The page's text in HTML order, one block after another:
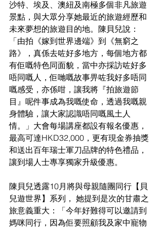
沙特、埃及、澳紐及南極多個非凡旅遊
景點，與大眾分享她最近的旅遊經歷和
未來夢想的旅遊目的地。陳貝兒說：
「由拍《嫁到世界邊端》到《無窮之
路》，真係去咗好多地方，每個地方都
有佢嘅特色同面貌，當中亦採訪咗好多
唔同嘅人，佢哋嘅故事畀咗我好多唔同
嘅感受，亦係咁，讓我將『拍旅遊節
目』呢件事成為我嘅使命，透過我嘅親
身體驗，讓大家認識唔同嘅風土人
情。」大會每場講座都設有報名優惠，
最高可達HKD32,000，更有現金券抽獎
和送出百年瑞士軍刀品牌的特色禮品，
讓到場人士專享獨家升級優惠。
陳貝兒透露10月將與母親隨團同行【貝
兒遊世界】系列， 她提到是次的甘肅之
旅意義重大：「今年好難得可以邀請到
媽咪同行，因為佢要照顧我及家中寵物